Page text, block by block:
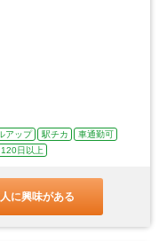
アップ 駅チカ
車通勤可
日以上
に興味がある